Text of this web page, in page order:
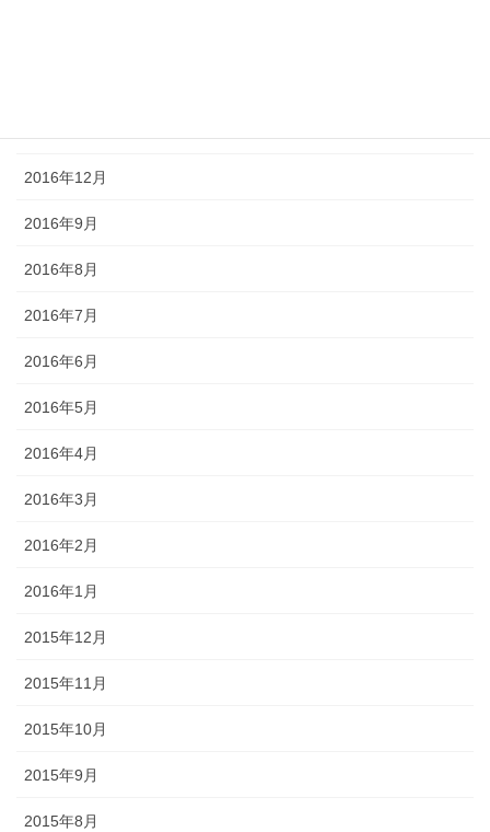
2016年12月
2016年9月
2016年8月
2016年7月
2016年6月
2016年5月
2016年4月
2016年3月
2016年2月
2016年1月
2015年12月
2015年11月
2015年10月
2015年9月
2015年8月